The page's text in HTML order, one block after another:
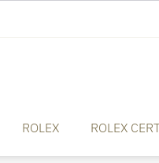
ROLEX ROLEX